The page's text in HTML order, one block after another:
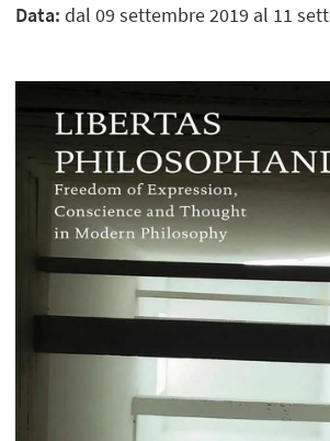
Data: dal 09 settembre 2019 al 11